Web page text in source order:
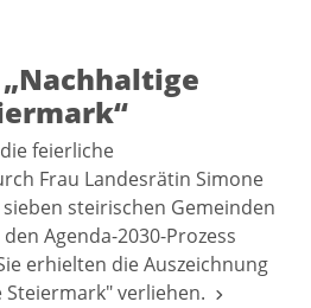
feierliche
Frau Landesrätin Simone
steirischen Gemeinden
Agenda-2030-Prozess
erhielten die Auszeichnung
verliehen.